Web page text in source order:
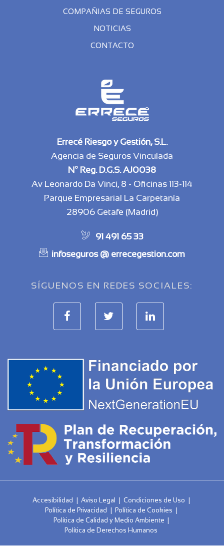
COMPAÑIAS DE SEGUROS
NOTICIAS
CONTACTO
Errecé Riesgo y Gestión, S.L.
Agencia de Seguros Vinculada
Nº Reg. D.G.S. AJ0038
Av Leonardo Da Vinci, 8 - Oficinas 113-114
Parque Empresarial La Carpetanía
28906 Getafe (Madrid)
91 491 65 33
infoseguros @ errecegestion.com
SÍGUENOS EN REDES SOCIALES:
Accesibilidad Aviso Legal Condiciones de Uso
Política de Privacidad
Política de Cookies
Política de Calidad y Medio Ambiente
Política de Derechos Humanos